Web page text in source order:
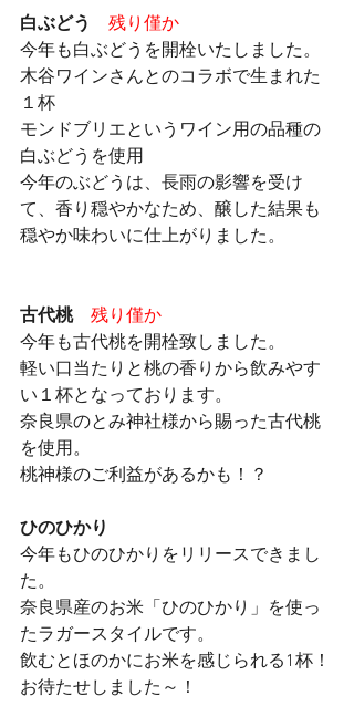
白ぶどう 残り僅か
今年も白ぶどうを開栓いたしました。
木谷ワインさんとのコラボで生まれた
１杯
モンドブリエというワイン用の品種の
白ぶどうを使用
今年のぶどうは、長雨の影響を受け
て、香り穏やかなため、醸した結果も
穏やか味わいに仕上がりました。
古代桃
残り僅か
今年も古代桃を開栓致しました。
軽い口当たりと桃の香りから飲みやす
い１杯となっております。
奈良県のとみ神社様から賜った古代桃
を使用。
桃神様のご利益があるかも！？
ひのひかり
今年もひのひかりをリリースできまし
た。
奈良県産のお米「ひのひかり」を使っ
たラガースタイルです。
飲むとほのかにお米を感じられる1杯！
お待たせしました～！